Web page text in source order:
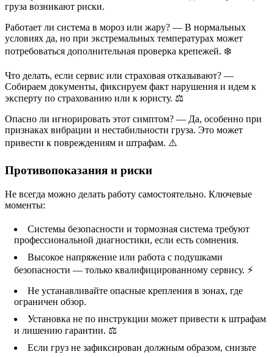
груза возникают риски.
Работает ли система в мороз или жару? — В нормальных
условиях да, но при экстремальных температурах может
потребоваться дополнительная проверка крепежей. ❄️
Что делать, если сервис или страховая отказывают? —
Собираем документы, фиксируем факт нарушения и идем к
эксперту по страхованию или к юристу. ⚖️
Опасно ли игнорировать этот симптом? — Да, особенно при
признаках вибрации и нестабильности груза. Это может
привести к повреждениям и штрафам. ⚠️
Противопоказания и риски
Не всегда можно делать работу самостоятельно. Ключевые
моменты:
Системы безопасности и тормозная система требуют
профессиональной диагностики, если есть сомнения.
Высокое напряжение или работа с подушками
безопасности — только квалифицированному сервису. ⚡
Не устанавливайте опасные крепления в зонах, где
ограничен обзор. ️
Установка не по инструкции может привести к штрафам
и лишению гарантии. ⚖️
Если груз не зафиксирован должным образом, снизьте